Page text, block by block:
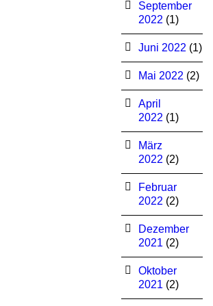
September
2022 (1)
Juni 2022 (1)
Mai 2022 (2)
April
2022 (1)
März
2022 (2)
Februar
2022 (2)
Dezember
2021 (2)
Oktober
2021 (2)